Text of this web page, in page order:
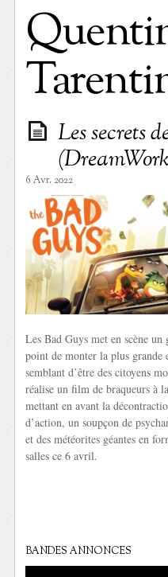
Les secrets
6 Avr. 2022
Les Bad Guys met en scène
point de monter la plus
semblant d’être des citoyens
réalise un film de braqueurs à
mettant en avant la
d’action, un soupçon de
et des météorites géantes en
salles ce 6 avril.
BANDES ANNONCES